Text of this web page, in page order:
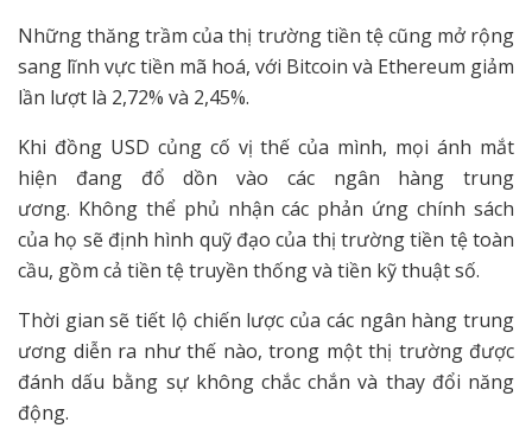
Những thăng trầm của thị trường tiền tệ cũng mở rộng
sang lĩnh vực tiền mã hoá, với Bitcoin và Ethereum giảm
lần lượt là 2,72% và 2,45%.
Khi đồng USD củng cố vị thế của mình, mọi ánh mắt
hiện đang đổ dồn vào các ngân hàng trung
ương. Không thể phủ nhận các phản ứng chính sách
của họ sẽ định hình quỹ đạo của thị trường tiền tệ toàn
cầu, gồm cả tiền tệ truyền thống và tiền kỹ thuật số.
Thời gian sẽ tiết lộ chiến lược của các ngân hàng trung
ương diễn ra như thế nào, trong một thị trường được
đánh dấu bằng sự không chắc chắn và thay đổi năng
động.